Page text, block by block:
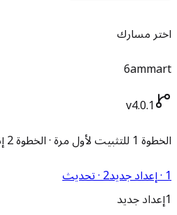
اختر مسارك
6ammart
v4.0.1
الخطوة 1 للتثبيت لأول مرة · الخطوة 2 إذا كنت تشغّل السكريبت بالفعل
1 · إعداد جديد
2 · تحديث
1إعداد جديد